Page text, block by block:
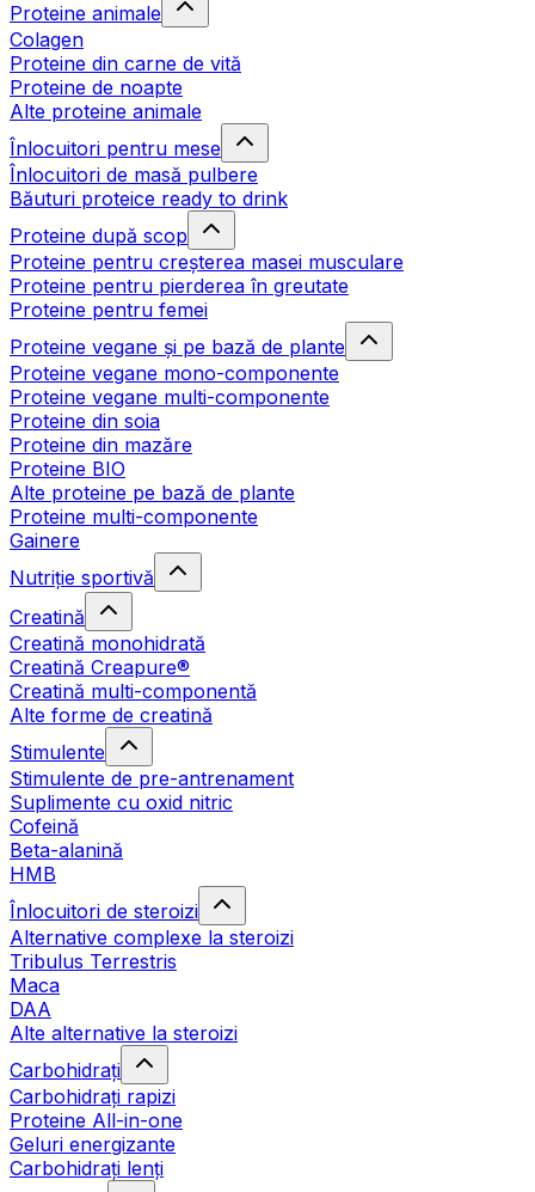
Proteine animale
Colagen
Proteine din carne de vită
Proteine de noapte
Alte proteine animale
Înlocuitori pentru mese
Înlocuitori de masă pulbere
Băuturi proteice ready to drink
Proteine după scop
Proteine pentru creșterea masei musculare
Proteine pentru pierderea în greutate
Proteine pentru femei
Proteine vegane și pe bază de plante
Proteine vegane mono-componente
Proteine vegane multi-componente
Proteine din soia
Proteine din mazăre
Proteine BIO
Alte proteine pe bază de plante
Proteine multi-componente
Gainere
Nutriție sportivă
Creatină
Creatină monohidrată
Creatină Creapure®
Creatină multi-componentă
Alte forme de creatină
Stimulente
Stimulente de pre-antrenament
Suplimente cu oxid nitric
Cofeină
Beta-alanină
HMB
Înlocuitori de steroizi
Alternative complexe la steroizi
Tribulus Terrestris
Maca
DAA
Alte alternative la steroizi
Carbohidrați
Carbohidrați rapizi
Proteine All-in-one
Geluri energizante
Carbohidrați lenți